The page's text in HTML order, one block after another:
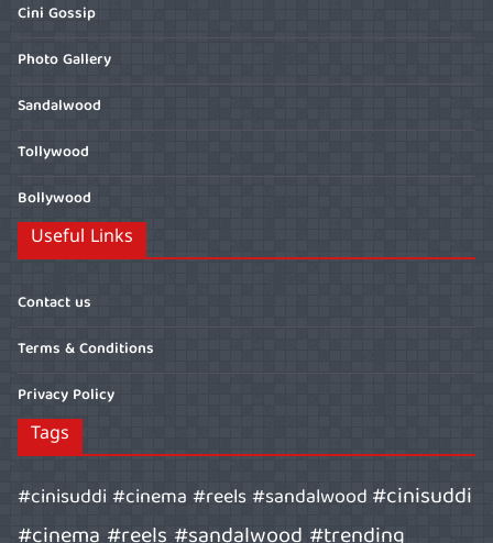
Cini Gossip
Photo Gallery
Sandalwood
Tollywood
Bollywood
Useful Links
Contact us
Terms & Conditions
Privacy Policy
Tags
#cinisuddi #cinema #reels #sandalwood#cinisuddi